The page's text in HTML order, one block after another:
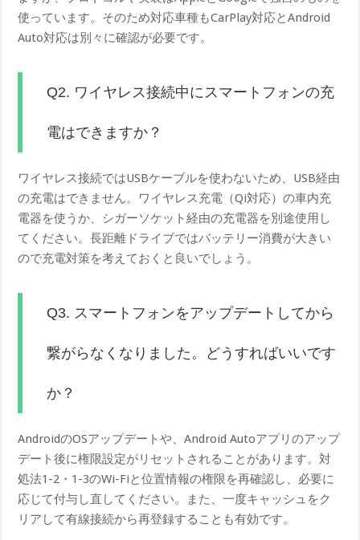
使っています。そのため対応車種もCarPlay対応とAndroid
Auto対応は別々に確認が必要です。
Q2. ワイヤレス接続中にスマートフォンの充
電はできますか？
ワイヤレス接続ではUSBケーブルを使わないため、USB経由
の充電はできません。ワイヤレス充電（Qi対応）の車内充
電器を使うか、シガーソケット経由の充電器を別途使用し
てください。長距離ドライブではバッテリー消費が大きい
ので充電対策を考えておくと良いでしょう。
Q3. スマートフォンをアップデートしてから
繋がらなくなりました。どうすればいいです
か？
AndroidのOSアップデートや、Android Autoアプリのアップ
デート後に権限設定がリセットされることがあります。対
処法1-2・1-3のWi-Fiと位置情報の権限を再確認し、必要に
応じて付与し直してください。また、一度キャッシュをク
リアして有線接続から再登録することも有効です。